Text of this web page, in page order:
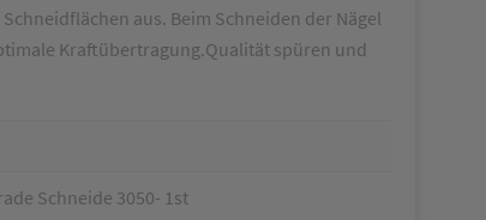
aus. Beim Schneiden der Nägel
Kraftübertragung.Qualität spüren und
Schneide 3050- 1st